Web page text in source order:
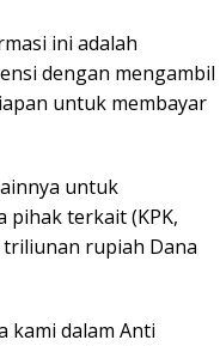
ini adalah
dengan mengambil
untuk membayar
untuk
terkait (KPK,
rupiah Dana
kami dalam Anti